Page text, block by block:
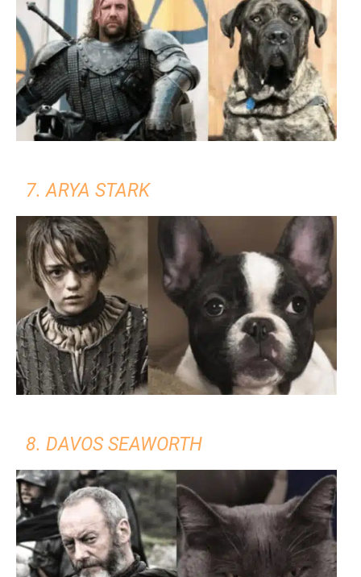
7. ARYA STARK
8. DAVOS SEAWORTH